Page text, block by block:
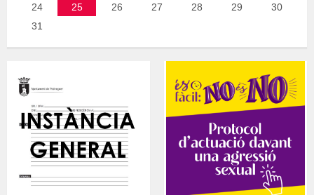
24
25 26 27 28 29
30
31